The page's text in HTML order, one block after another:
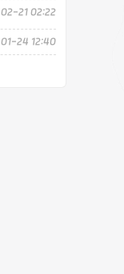
02-21 02:22
01-24 12:40